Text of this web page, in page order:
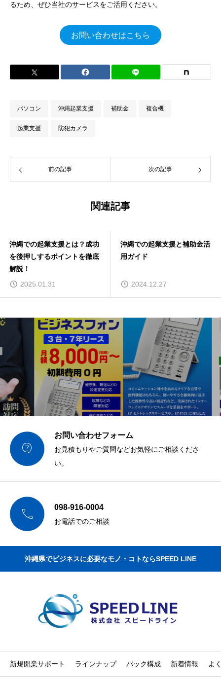
るため、ぜひ当社のサービスをご活用ください。
お問い合わせはこちら
パソコン 沖縄起業支援 補助金 複合機
起業支援 防犯カメラ
前の記事 次の記事
関連記事
沖縄での起業支援とは？成功
を後押しするポイントを徹底
解説！
2025.01.31
沖縄での起業支援と補助金活
用ガイド
2024.12.27

お問い合わせフォーム
お見積もりやご質問などお気軽にご相談くださ
い。
 098-916-0004
お電話でのご相談
沖縄県でビジネスに必要なモノ・コトならSPEED LINE
新規開業サポート ラインナップ パック構成 新着情報 よ